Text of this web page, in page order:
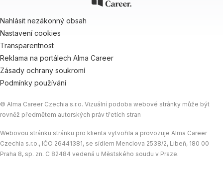
Nahlásit nezákonný obsah
Nastavení cookies
Transparentnost
Reklama na portálech Alma Career
Zásady ochrany soukromí
Podmínky používání
© Alma Career Czechia s.r.o. Vizuální podoba webové stránky může být
rovněž předmětem autorských práv třetích stran
Webovou stránku stránku pro klienta vytvořila a provozuje Alma Career
Czechia s.r.o., IČO 26441381, se sídlem Menclova 2538/2, Libeň, 180 00
Praha 8, sp. zn. C 82484 vedená u Městského soudu v Praze.